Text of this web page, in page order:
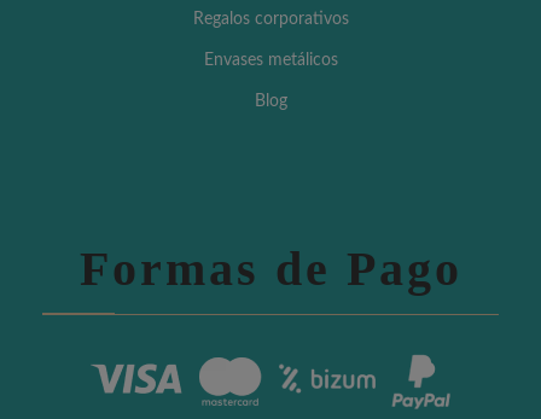
Regalos corporativos
Envases metálicos
Blog
Formas de Pago